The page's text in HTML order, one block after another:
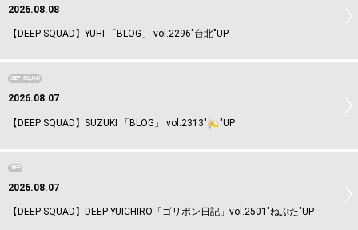
2026.08.08
【DEEP SQUAD】YUHI 「BLOG」 vol.2296"台北"UP
DEEP SQUAD
2026.08.07
【DEEP SQUAD】SUZUKI 「BLOG」 vol.2313" "UP
DEEP
2026.08.07
【DEEP SQUAD】DEEP YUICHIRO「ゴリポン日記」vol.2501"ねぷた"UP